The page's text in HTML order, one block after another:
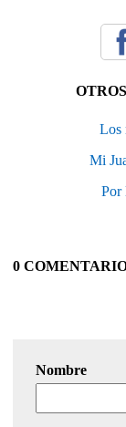
Los
Mi
Por
0
Nombre